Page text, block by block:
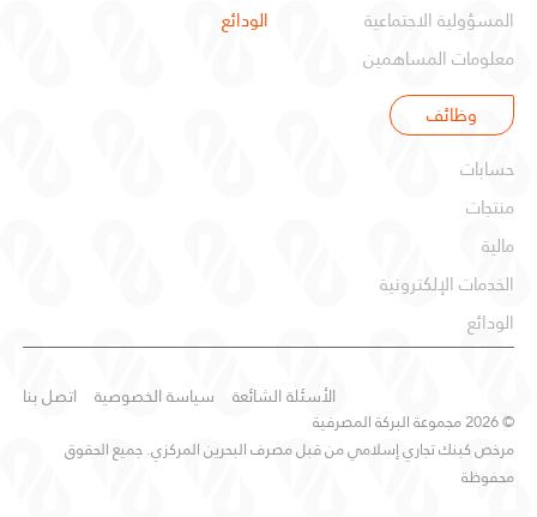
المسؤولية الاجتماعية
معلومات المساهمين
وظائف
الودائع
شركات
حسابات
منتجات
مالية
الخدمات الإلكترونية
الودائع
© 2026 مجموعة البركة المصرفية
مرخص كبنك تجاري إسلامي من قبل مصرف البحرين المركزي. جميع الحقوق
محفوظة
الأسئلة الشائعة سياسة الخصوصية اتصل بنا